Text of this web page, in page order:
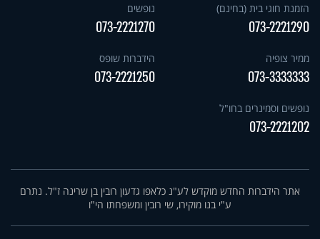
הזמנת חוגי בית (בחינם)
073-2221290
נופשים
073-2221270
ממיר צופיה
073-3333333
הידברות שופס
073-2221250
נופשים וסמינרים בחו"ל
073-2221202
אתר הידברות החדש מוקדש לע"נ כלאפו גדעון רובין בן שרינה ז"ל. נתרם
ע"י בנו מוקירו, שי רובין ומשפחתו הי"ו